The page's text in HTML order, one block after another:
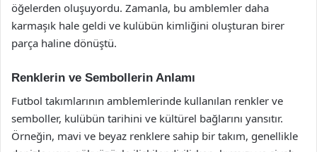
öğelerden oluşuyordu. Zamanla, bu amblemler daha
karmaşık hale geldi ve kulübün kimliğini oluşturan birer
parça haline dönüştü.
Renklerin ve Sembollerin Anlamı
Futbol takımlarının amblemlerinde kullanılan renkler ve
semboller, kulübün tarihini ve kültürel bağlarını yansıtır.
Örneğin, mavi ve beyaz renklere sahip bir takım, genellikle